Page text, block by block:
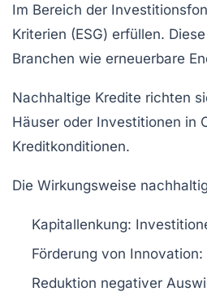
Im Bereich der
Kriterien (ESG) erfüllen.
Branchen wie erneuerbare
Nachhaltige Kredite richten
Häuser oder Investitionen in
Kreditkonditionen.
Die Wirkungsweise
Kapitallenkung:
Förderung von Innovation:
Reduktion negativer